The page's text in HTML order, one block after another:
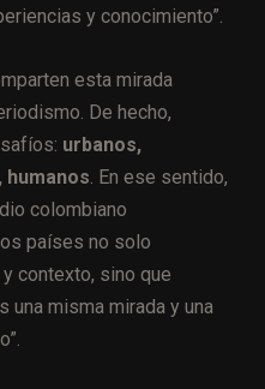
y conocimiento”.
esta mirada
De hecho,
urbanos,
. En ese sentido,
colombiano
países no solo
contexto, sino que
misma mirada y una